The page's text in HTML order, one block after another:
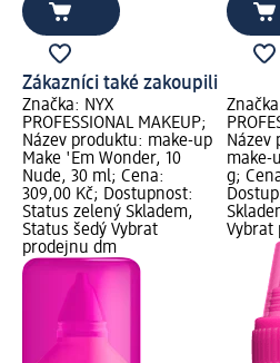
Zákazníci také zakoupili
Značka: NYX
PROFESSIONAL MAKEUP;
Název produktu: make-up
Make 'Em Wonder, 10
Nude, 30 ml; Cena:
309,00 Kč; Dostupnost:
Status zelený Skladem,
Status šedý Vybrat
prodejnu dm
Název
make-
g;
Vybrat